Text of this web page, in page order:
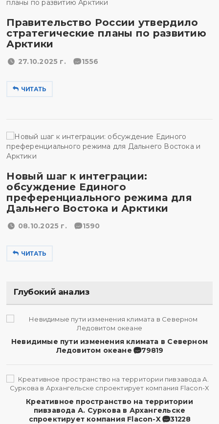
Правительство России утвердило
стратегические планы по развитию
Арктики
27.10.2025 г. 1556
ЧИТАТЬ
Новый шаг к интеграции:
обсуждение Единого
преференциального режима для
Дальнего Востока и Арктики
08.10.2025 г. 1590
ЧИТАТЬ
Глубокий анализ
Невидимые пути изменения климата в Северном
Ледовитом океане
79819
Креативное пространство на территории
пивзавода А. Суркова в Архангельске
спроектирует компания Flacon-X
31228